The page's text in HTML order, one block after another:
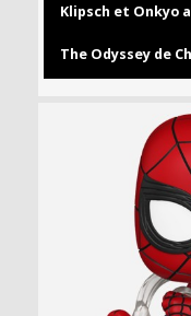
Klipsch et Onkyo
The Odyssey de